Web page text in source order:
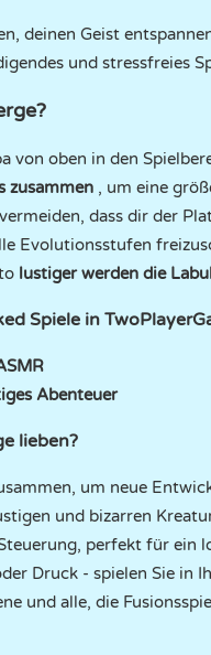
deinen Geist
und stressfreies
von oben in den
zusammen , um eine
dass dir der
Evolutionsstufen
lustiger werden die
Spiele in
Abenteuer
lieben?
um neue
und bizarren
perfekt für ein
Druck - spielen Sie in
und alle, die